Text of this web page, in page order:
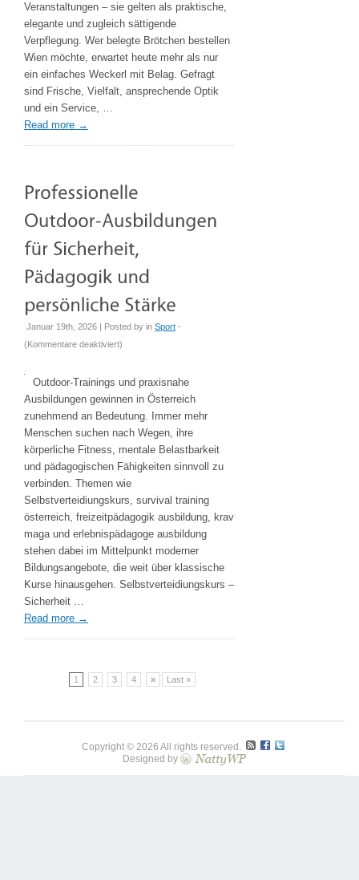
die
ideale
Lösung
für
Veranstaltungen – sie gelten als praktische,
elegante und zugleich sättigende
Verpflegung. Wer belegte Brötchen bestellen
Wien möchte, erwartet heute mehr als nur
ein einfaches Weckerl mit Belag. Gefragt
sind Frische, Vielfalt, ansprechende Optik
und ein Service, …
Read more →
Januar 19th, 2026 | Posted by in Sport -
(Kommentare deaktiviertfür
Outdoor-
Ausbildungen
Sicherheit,
Pädagogik
und
persönliche
)
Outdoor-Trainings und praxisnahe
Ausbildungen gewinnen in Österreich
zunehmend an Bedeutung. Immer mehr
Menschen suchen nach Wegen, ihre
körperliche Fitness, mentale Belastbarkeit
und pädagogischen Fähigkeiten sinnvoll zu
verbinden. Themen wie
Selbstverteidiungskurs, survival training
österreich, freizeitpädagogik ausbildung, krav
maga und erlebnispädagoge ausbildung
stehen dabei im Mittelpunkt moderner
Bildungsangebote, die weit über klassische
Kurse hinausgehen. Selbstverteidiungskurs –
Sicherheit …
Read more →
1 2 3 4 » Last »
Copyright © 2026 All rights reserved.
Designed by